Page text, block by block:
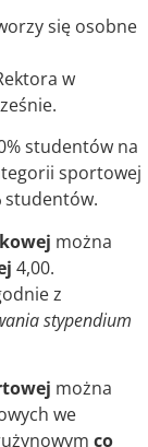
się osobne
w
studentów na
sportowej
studentów.
można
4,00.
z
stypendium
można
we
co